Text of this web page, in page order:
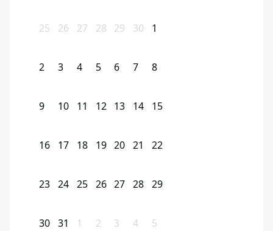
25 26 27 28 29 30 1
2 3 4 5 6 7 8
9 10 11 12 13 14 15
16 17 18 19 20 21 22
23 24 25 26 27 28 29
30 31 1 2 3 4 5